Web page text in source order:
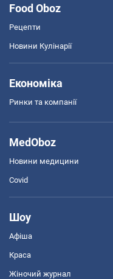
Food Oboz
Рецепти
Новини Кулінарії
Економіка
Ринки та компанії
MedOboz
Новини медицини
Covid
Шоу
Афіша
Краса
Жіночий журнал